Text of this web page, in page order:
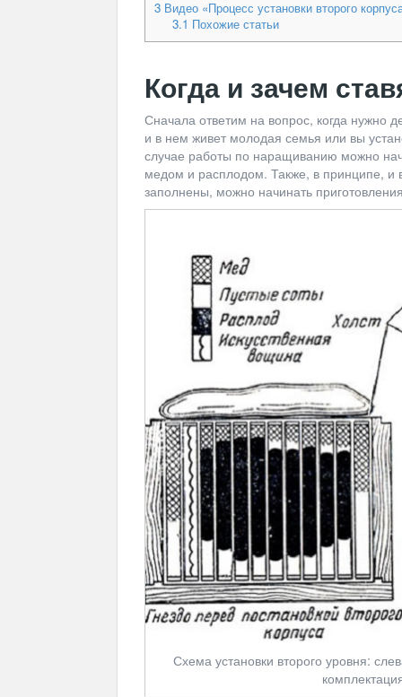
3 Видео «Процесс установки второго
3.1 Похожие статьи
Когда и зачем
Сначала ответим на вопрос, когда нужно
и в нем живет молодая семья или вы
случае работы по наращиванию можно
медом и расплодом. Также, в принципе, и
заполнены, можно начинать
Схема установки второго уровня: